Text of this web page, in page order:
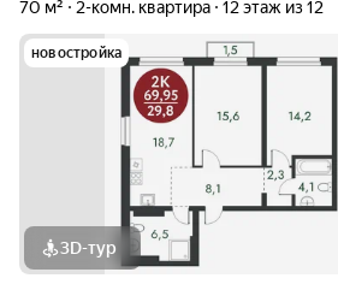
70 м² 2-комн. квартира 12 этаж из 12
новостройка
3D-тур